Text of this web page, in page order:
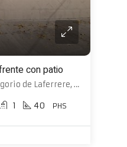
con patio
Coronel Montt 3957, Gregorio de Laferrere, La Matanza
1 40 PHS